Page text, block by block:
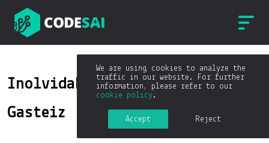
We are using cookies to analyze the
traffic in our website. For further
information, please refer to our
cookie policy .
Accept Reject
Inolvidable CAS2016 Vitoria-
Gasteiz